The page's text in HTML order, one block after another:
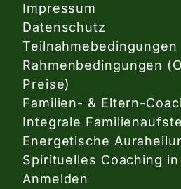
Impressum
Datenschutz
Teilnahmebedingungen
Rahmenbedingungen
Preise)
Familien- & Eltern-
Integrale
Energetische
Spirituelles Coaching
Anmelden